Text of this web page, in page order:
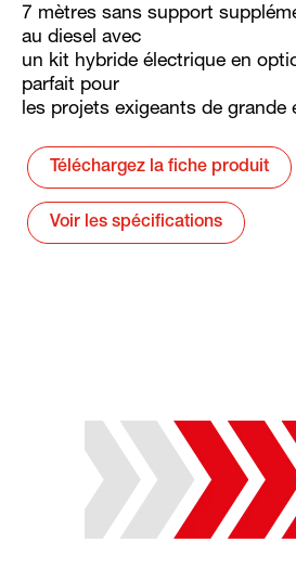
7 mètres sans support
au diesel avec
un kit hybride électrique en
parfait pour
les projets exigeants de grande
Téléchargez la fiche produit
Voir les spécifications